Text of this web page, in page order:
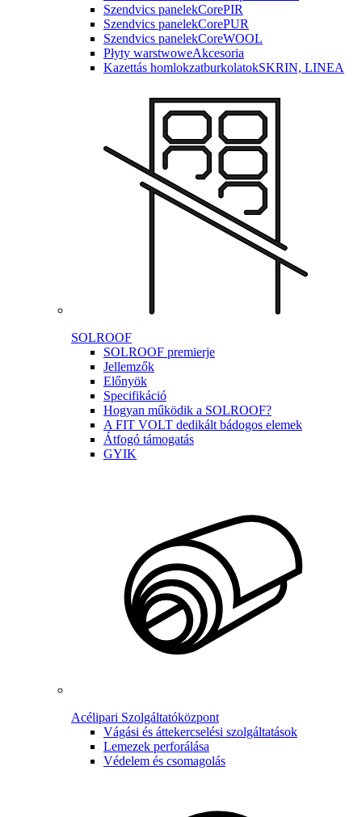
Szendvics panelekCorePIR
Szendvics panelekCorePUR
Szendvics panelekCoreWOOL
Płyty warstwoweAkcesoria
Kazettás homlokzatburkolatokSKRIN, LINEA
SOLROOF
SOLROOF premierje
Jellemzők
Előnyök
Specifikáció
Hogyan működik a SOLROOF?
A FIT VOLT dedikált bádogos elemek
Átfogó támogatás
GYIK
Acélipari Szolgáltatóközpont
Vágási és áttekercselési szolgáltatások
Lemezek perforálása
Védelem és csomagolás